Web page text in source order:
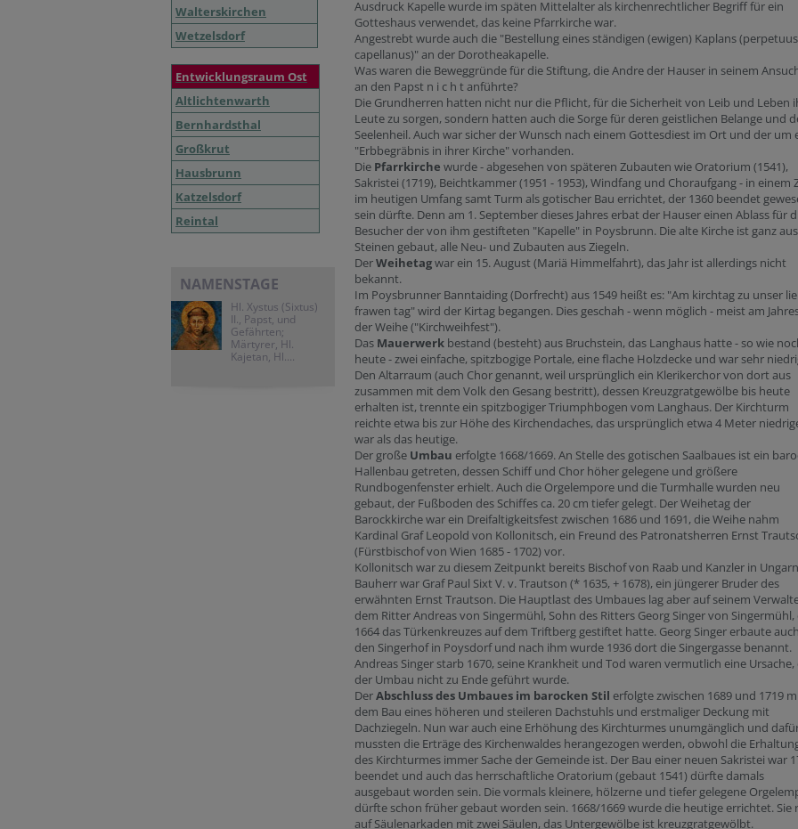
Walterskirchen
Wetzelsdorf
Entwicklungsraum Ost
Altlichtenwarth
Bernhardsthal
Großkrut
Hausbrunn
Katzelsdorf
Reintal
NAMENSTAGE
Hl. Xystus (Sixtus)
II., Papst, und
Gefährten;
Märtyrer, Hl.
Kajetan, Hl....
Ausdruck Kapelle wurde im späten Mittelalter als kirchenrechtlicher Begriff für ein
Gotteshaus verwendet, das keine Pfarrkirche war.
Angestrebt wurde auch die "Bestellung eines ständigen (ewigen) Kaplans (perpetuus
capellanus)" an der Dorotheakapelle.
Was waren die Beweggründe für die Stiftung, die Andre der Hauser in seinem
an den Papst n i c h t anführte?
Die Grundherren hatten nicht nur die Pflicht, für die Sicherheit von Leib und Leben
Leute zu sorgen, sondern hatten auch die Sorge für deren geistlichen Belange und
Seelenheil. Auch war sicher der Wunsch nach einem Gottesdiest im Ort und der um
"Erbbegräbnis in ihrer Kirche" vorhanden.
Die Pfarrkirche wurde - abgesehen von späteren Zubauten wie Oratorium (1541),
Sakristei (1719), Beichtkammer (1951 - 1953), Windfang und Choraufgang - in einem
im heutigen Umfang samt Turm als gotischer Bau errichtet, der 1360 beendet
sein dürfte. Denn am 1. September dieses Jahres erbat der Hauser einen Ablass für
Besucher der von ihm gestifteten "Kapelle" in Poysbrunn. Die alte Kirche ist ganz aus
Steinen gebaut, alle Neu- und Zubauten aus Ziegeln.
DerWeihetagwar ein 15. August (Mariä Himmelfahrt), das Jahr ist allerdings nicht
bekannt.
Im Poysbrunner Banntaiding (Dorfrecht) aus 1549 heißt es: "Am kirchtag zu unser
frawen tag" wird der Kirtag begangen. Dies geschah - wenn möglich - meist am
der Weihe ("Kirchweihfest").
Das Mauerwerk bestand (besteht) aus Bruchstein, das Langhaus hatte - so wie
heute - zwei einfache, spitzbogige Portale, eine flache Holzdecke und war sehr
Den Altarraum (auch Chor genannt, weil ursprünglich ein Klerikerchor von dort aus
zusammen mit dem Volk den Gesang bestritt), dessen Kreuzgratgewölbe bis heute
erhalten ist, trennte ein spitzbogiger Triumphbogen vom Langhaus. Der Kirchturm
reichte etwa bis zur Höhe des Kirchendaches, das ursprünglich etwa 4 Meter
war als das heutige.
Der große Umbau erfolgte 1668/1669. An Stelle des gotischen Saalbaues ist ein
Hallenbau getreten, dessen Schiff und Chor höher gelegene und größere
Rundbogenfenster erhielt. Auch die Orgelempore und die Turmhalle wurden neu
gebaut, der Fußboden des Schiffes ca. 20 cm tiefer gelegt. Der Weihetag der
Barockkirche war ein Dreifaltigkeitsfest zwischen 1686 und 1691, die Weihe nahm
Kardinal Graf Leopold von Kollonitsch, ein Freund des Patronatsherren Ernst
(Fürstbischof von Wien 1685 - 1702) vor.
Kollonitsch war zu diesem Zeitpunkt bereits Bischof von Raab und Kanzler in
Bauherr war Graf Paul Sixt V. v. Trautson (* 1635, + 1678), ein jüngerer Bruder des
erwähnten Ernst Trautson. Die Hauptlast des Umbaues lag aber auf seinem
dem Ritter Andreas von Singermühl, Sohn des Ritters Georg Singer von Singermühl,
1664 das Türkenkreuzes auf dem Triftberg gestiftet hatte. Georg Singer erbaute auch
den Singerhof in Poysdorf und nach ihm wurde 1936 dort die Singergasse benannt.
Andreas Singer starb 1670, seine Krankheit und Tod waren vermutlich eine Ursache,
der Umbau nicht zu Ende geführt wurde.
DerAbschluss des Umbaues im barocken Stil erfolgte zwischen 1689 und 1719
dem Bau eines höheren und steileren Dachstuhls und erstmaliger Deckung mit
Dachziegeln. Nun war auch eine Erhöhung des Kirchturmes unumgänglich und
mussten die Erträge des Kirchenwaldes herangezogen werden, obwohl die
des Kirchturmes immer Sache der Gemeinde ist. Der Bau einer neuen Sakristei war
beendet und auch das herrschaftliche Oratorium (gebaut 1541) dürfte damals
ausgebaut worden sein. Die vormals kleinere, hölzerne und tiefer gelegene
dürfte schon früher gebaut worden sein. 1668/1669 wurde die heutige errichtet. Sie
auf Säulenarkaden mit zwei Säulen, das Untergewölbe ist kreuzgratgewölbt.